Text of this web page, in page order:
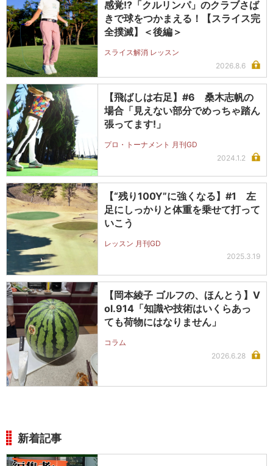
感覚!?「クルリンパ」のクラブさば
きで球をつかまえる！【スライス完
全撲滅】＜後編＞
スライス解消 レッスン
2026.8.6
【飛ばしは右足】#6 桑木志帆の
場合「見えない部分でめっちゃ踏ん
張ってます!」
プロ・トーナメント 月刊GD
2024.1.2
【“残り100Y”に強くなる】#1 左
足にしっかりと体重を乗せて打って
いこう
レッスン 月刊GD
2025.3.19
【岡本綾子 ゴルフの、ほんとう】V
ol.914「知識や技術はいくらあっ
ても荷物にはなりません」
コラム
2026.6.28
新着記事